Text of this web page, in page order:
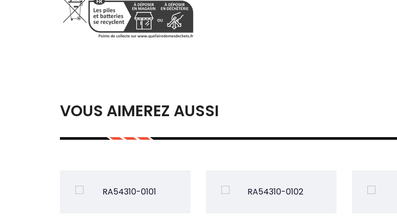
VOUS AIMEREZ AUSSI